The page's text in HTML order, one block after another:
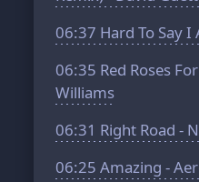
06:37 Hard To Say
06:35 Red Roses
Williams
06:31 Right Road -
06:25 Amazing -